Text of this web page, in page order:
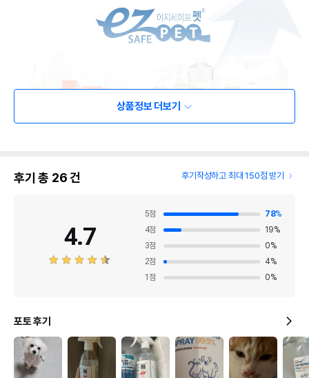
상품정보 더보기
후기 총 26건 후기작성하고 최대 150점 받기
4.7
5점 78%
4점 19%
3점 0%
2점 4%
1 점 0%
포토 후기